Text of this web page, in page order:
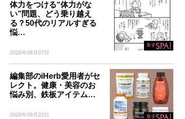
体力をつける“体力がな
い”問題、どう乗り越え
る？50代のリアルすぎる
悩…
2026年08月07日
編集部のiHerb愛用者がセ
レクト。健康・美容のお
悩み別、鉄板アイテム…
2026年06月22日